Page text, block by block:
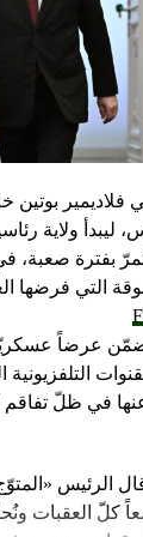
فلاديمير بوتين
ليبدأ ولاية
تمرّ بفترة
التي
عرضاً عسكريّاً
التلفزيونية
في ظلّ تفاقم
قال الرئيس
كلّ العقبات